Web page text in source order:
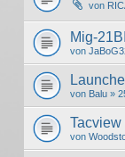
von
Mig-
von
von Balu »
Tacview
von